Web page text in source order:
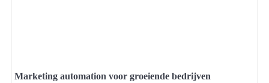
Marketing automation voor groeiende bedrijven